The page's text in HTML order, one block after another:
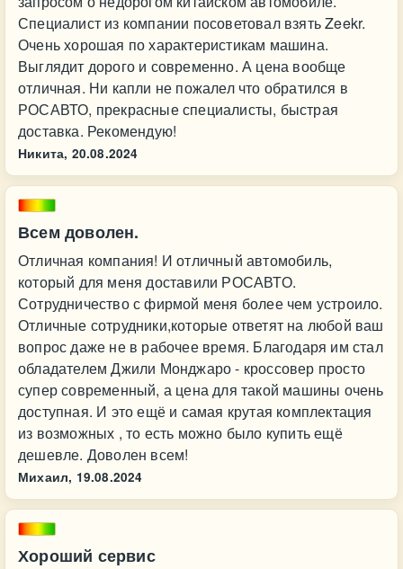
Специалист из компании посоветовал взять Zeekr.
Очень хорошая по характеристикам машина.
Выглядит дорого и современно. А цена вообще
отличная. Ни капли не пожалел что обратился в
РОСАВТО, прекрасные специалисты, быстрая
доставка. Рекомендую!
Никита, 20.08.2024
Всем доволен.
Отличная компания! И отличный автомобиль,
который для меня доставили РОСАВТО.
Сотрудничество с фирмой меня более чем устроило.
Отличные сотрудники,которые ответят на любой ваш
вопрос даже не в рабочее время. Благодаря им стал
обладателем Джили Монджаро - кроссовер просто
супер современный, а цена для такой машины очень
доступная. И это ещё и самая крутая комплектация
из возможных , то есть можно было купить ещё
дешевле. Доволен всем!
Михаил, 19.08.2024
Хороший сервис